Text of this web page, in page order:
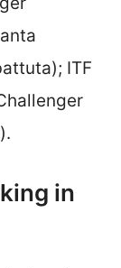
ITF
in